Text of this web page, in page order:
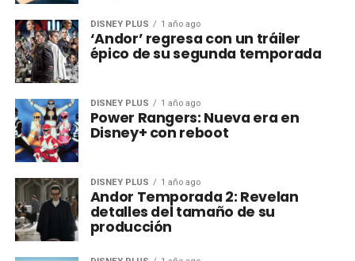
DISNEY PLUS 1 año ago
‘Andor’ regresa con un tráiler
épico de su segunda temporada
DISNEY PLUS 1 año ago
Power Rangers: Nueva era en
Disney+ con reboot
DISNEY PLUS 1 año ago
Andor Temporada 2: Revelan
detalles del tamaño de su
producción